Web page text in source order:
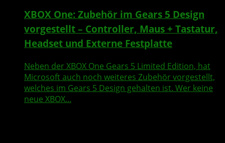
XBOX One: Zubehör im Gears 5 Design
vorgestellt – Controller, Maus + Tastatur,
Headset und Externe Festplatte
Neben der XBOX One Gears 5 Limited Edition, hat
Microsoft auch noch weiteres Zubehör vorgestellt,
welches im Gears 5 Design gehalten ist. Wer keine
neue XBOX...